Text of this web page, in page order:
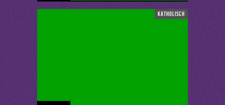
katholisch